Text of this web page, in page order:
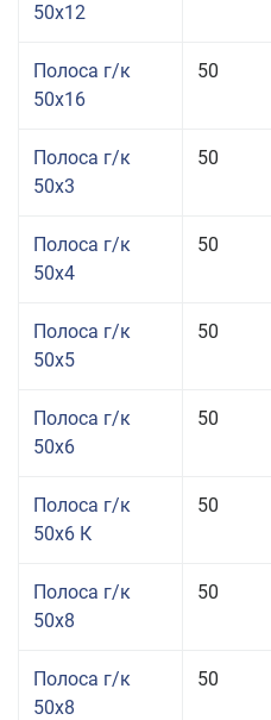
50x12
Полоса г/к
50x16
50
Полоса г/к
50x3
50
Полоса г/к
50x4
50
Полоса г/к
50x5
50
Полоса г/к
50x6
50
Полоса г/к
50x6 К
50
Полоса г/к
50x8
50
Полоса г/к
50x8
50